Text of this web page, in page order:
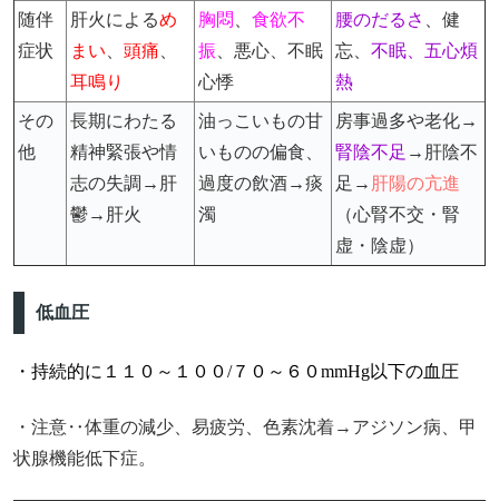
随伴
症状
肝火によるめ
まい
頭痛
耳鳴り
胸悶
食欲不
振 、悪心、不眠
心悸
腰のだるさ
、健
忘、 不眠
五心煩
熱
その
他
長期にわたる
精神緊張や情
志の失調→肝
鬱→肝火
油っこいもの甘
いものの偏食、
過度の飲酒→痰
濁
房事過多や老化→
腎陰不足 →肝陰不
足→ 肝陽の亢進
（心腎不交・腎
虚・陰虚）
低血圧
・持続的に１１０～１００/７０～６０mmHg以下の血圧
・注意‥体重の減少、易疲労、色素沈着→アジソン病、甲
状腺機能低下症。